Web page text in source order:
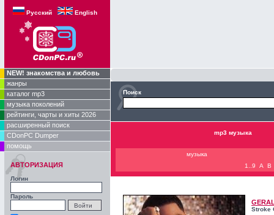
Русский English
NEW! знакомства и любовь
жанры
каталог mp3
музыка поколений
рейтинги, чарты и хиты 2026
расширенный поиск
CDonPC Dumper
помощь
АВТОРИЗАЦИЯ
Логин
Пароль
Поиск
mp3 музыка
музыка
1..9
A B
Stroke